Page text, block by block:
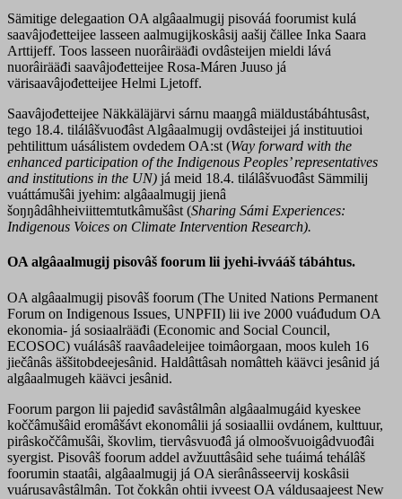
Sämitige delegaation OA algâaalmugij pisováá foorumist kulá
saavâjođetteijee lasseen aalmugijkoskâsij aašij čällee Inka Saara
Arttijeff. Toos lasseen nuorâirääđi ovdâsteijen mieldi lává
nuorâirääđi saavâjođetteijee Rosa-Máren Juuso já
värisaavâjođetteijee Helmi Ljetoff.
Saavâjođetteijee Näkkäläjärvi sárnu maaŋgâ miäldustábáhtusâst,
tego 18.4. tilálâšvuođâst Algâaalmugij ovdâsteijei já instituutioi
pehtilittum uásálistem ovdedem OA:st (Way forward with the
enhanced participation of the Indigenous Peoples’ representatives
and institutions in the UN) já meid 18.4. tilálâšvuođâst Sämmilij
vuáttámušâi jyehim: algâaalmugij jienâ
šoŋŋâdâhheiviittemtutkâmušâst (Sharing Sámi Experiences:
Indigenous Voices on Climate Intervention Research).
OA algâaalmugij pisovâš foorum lii jyehi-ivvááš tábáhtus.
OA algâaalmugij pisovâš foorum (The United Nations Permanent
Forum on Indigenous Issues, UNPFII) lii ive 2000 vuáđudum OA
ekonomia- já sosiaalrääđi (Economic and Social Council,
ECOSOC) vuálásâš raavâadeleijee toimâorgaan, moos kuleh 16
jiečânâs äššitobdeejesânid. Haldâttâsah nomâtteh käävci jesânid já
algâaalmugeh käävci jesânid.
Foorum pargon lii pajediđ savâstâlmân algâaalmugáid kyeskee
koččâmušâid eromâšávt ekonomâlii já sosiaallii ovdánem, kulttuur,
pirâskoččâmušâi, škovlim, tiervâsvuođâ já olmoošvuoigâdvuođâi
syergist. Pisovâš foorum addel avžuuttâsâid sehe tuáimá tehálâš
foorumin staatâi, algâaalmugij já OA sierânâsseervij koskâsii
vuárusavâstâlmân. Tot čokkân ohtii ivveest OA váldusaajeest New